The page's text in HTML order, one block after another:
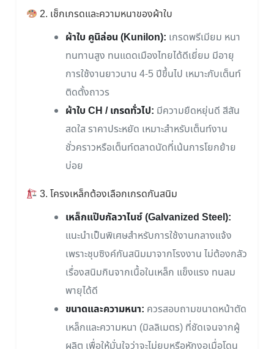
2. เช็กเกรดและความหนาของผ้าใบ
ผ้าใบ คูนิล่อน (Kunilon): เกรดพรีเมียม หนา
ทนทานสูง ทนแดดเมืองไทยได้ดีเยี่ยม มีอายุ
การใช้งานยาวนาน 4-5 ปีขึ้นไป เหมาะกับเต็นท์
ติดตั้งถาวร
ผ้าใบ CH / เกรดทั่วไป: มีความยืดหยุ่นดี สีสัน
สดใส ราคาประหยัด เหมาะสำหรับเต็นท์งาน
ชั่วคราวหรือเต็นท์ตลาดนัดที่เน้นการโยกย้าย
บ่อย
3. โครงเหล็กต้องเลือกเกรดกันสนิม
เหล็กแป๊บกัลวาไนซ์ (Galvanized Steel):
แนะนำเป็นพิเศษสำหรับการใช้งานกลางแจ้ง
เพราะชุบซิงค์กันสนิมมาจากโรงงาน ไม่ต้องกลัว
เรื่องสนิมกินจากเนื้อในเหล็ก แข็งแรง ทนลม
พายุได้ดี
ขนาดและความหนา: ควรสอบถามขนาดหน้าตัด
เหล็กและความหนา (มิลลิเมตร) ที่ชัดเจนจากผู้
ผลิต เพื่อให้มั่นใจว่าจะไม่ยุบหรือหักงอเมื่อโดน